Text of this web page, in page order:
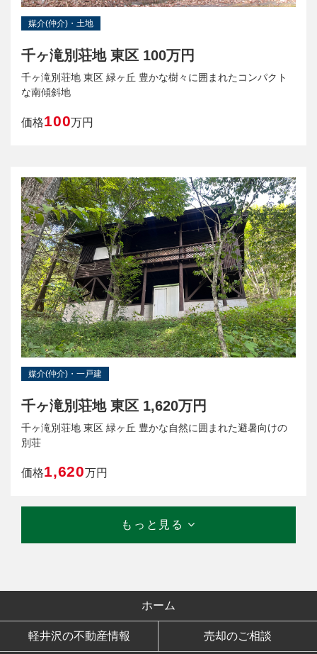
媒介(仲介)・土地
千ヶ滝別荘地 東区 100万円
千ヶ滝別荘地 東区 緑ヶ丘 豊かな樹々に囲まれたコンパクト
な南傾斜地
価格100万円
媒介(仲介)・一戸建
千ヶ滝別荘地 東区 1,620万円
千ヶ滝別荘地 東区 緑ヶ丘 豊かな自然に囲まれた避暑向けの
別荘
価格1,620万円
もっと見る
ホーム
軽井沢の不動産情報 売却のご相談